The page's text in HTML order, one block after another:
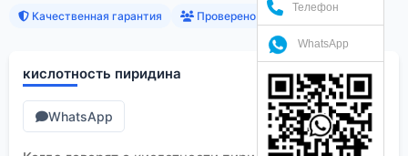
Качественная гарантия Проверено клиентами
кислотность пиридина
WhatsApp
Телефон
WhatsApp